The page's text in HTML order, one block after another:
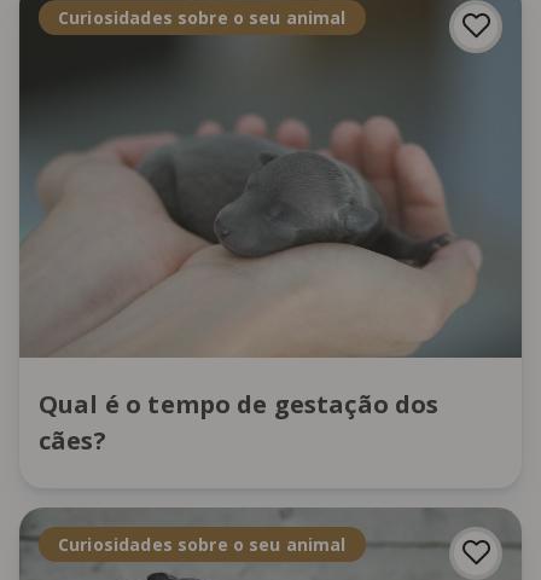
Curiosidades sobre o seu animal
Qual é o tempo de gestação dos
cães?
Curiosidades sobre o seu animal